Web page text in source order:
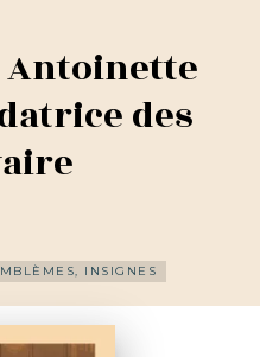
Antoinette
des
INSIGNES